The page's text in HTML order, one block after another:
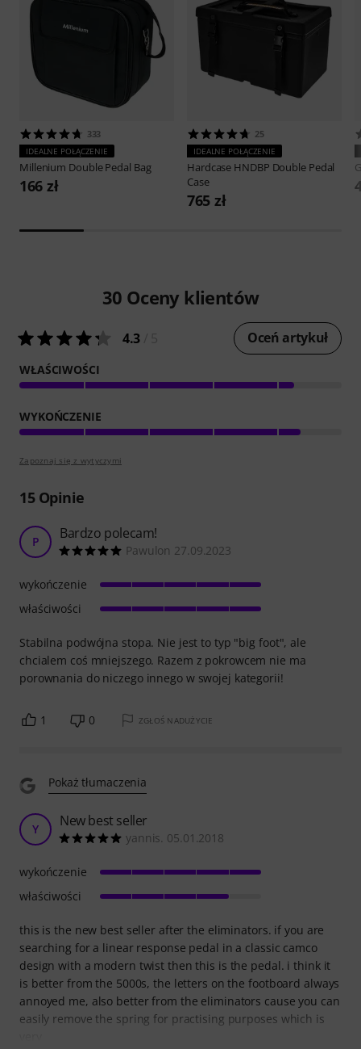
333
IDEALNE POŁĄCZENIE
Millenium Double Pedal Bag
166 zł
25
IDEALNE POŁĄCZENIE
Hardcase HNDBP Double Pedal
Case
765 zł
30 Oceny klientów
4.3 Oceń artykuł
WŁAŚCIWOŚCI
WYKOŃCZENIE
Zapoznaj się z wytyczymi
15Opinie
P Bardzo polecam!
Pawulon 27.09.2023
Stabilna podwójna stopa. Nie jest to typ "big foot", ale
chcialem coś mniejszego. Razem z pokrowcem nie ma
porownania do niczego innego w swojej kategorii!
wykończenie
właściwości
1 0 ZGŁOŚ NADUŻYCIE
Pokaż tłumaczenia
Y New best seller
yannis. 05.01.2018
this is the new best seller after the eliminators. if you are
searching for a linear response pedal in a classic camco
design with a modern twist then this is the pedal. i think it
is better from the 5000s, the letters on the footboard always
annoyed me, also better from the eliminators cause you can
easily remove the spring for practising purposes which is
wykończenie
właściwości